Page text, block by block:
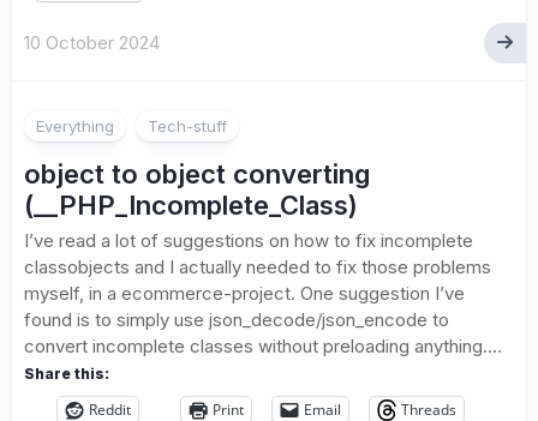
10 October 2024
Everything Tech-stuff
object to object converting
(__PHP_Incomplete_Class)
I’ve read a lot of suggestions on how to fix incomplete
classobjects and I actually needed to fix those problems
myself, in a ecommerce-project. One suggestion I’ve
found is to simply use json_decode/json_encode to
convert incomplete classes without preloading anything....
Share this:
Reddit Print Email
Threads